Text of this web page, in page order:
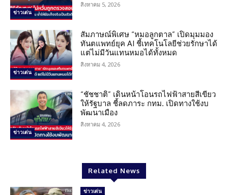
ข่าวเด่น
สิงหาคม 5, 2026
ข่าวเด่น
สัมภาษณ์พิเศษ “หมอลูกตาล” เปิดมุมมอง
ทันตแพทย์ยุค AI ชี้เทคโนโลยีช่วยรักษาได้
แต่ไม่มีวันแทนหมอได้ทั้งหมด
สิงหาคม 4, 2026
ข่าวเด่น
“ชัชชาติ” เดินหน้าโอนรถไฟฟ้าสายสีเขียว
ให้รัฐบาล ชี้ลดภาระ กทม. เปิดทางใช้งบ
พัฒนาเมือง
สิงหาคม 4, 2026
Related News
ข่าวเด่น